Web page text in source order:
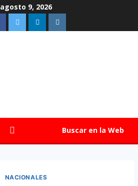
agosto 9, 2026
Buscar en la Web
NACIONALES